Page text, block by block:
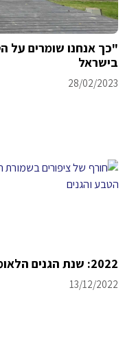
"כך אנחנו שומרים על
בישראל
28/02/2023
2022: שנת הגנים הלאומיים בישראל
13/12/2022